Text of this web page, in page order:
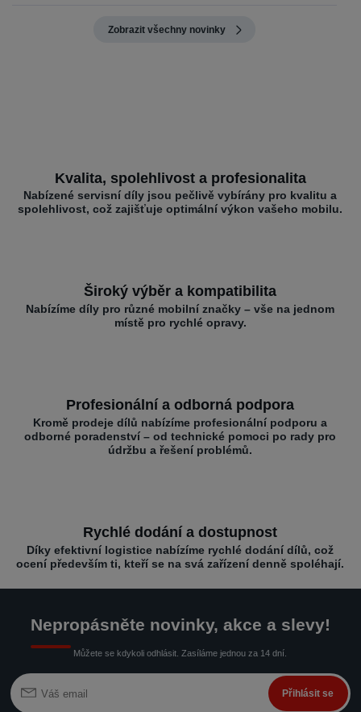
Zobrazit všechny novinky
Kvalita, spolehlivost a profesionalita
Nabízené servisní díly jsou pečlivě vybírány pro kvalitu a
spolehlivost, což zajišťuje optimální výkon vašeho mobilu.
Široký výběr a kompatibilita
Nabízíme díly pro různé mobilní značky – vše na jednom
místě pro rychlé opravy.
Profesionální a odborná podpora
Kromě prodeje dílů nabízíme profesionální podporu a
odborné poradenství – od technické pomoci po rady pro
údržbu a řešení problémů.
Rychlé dodání a dostupnost
Díky efektivní logistice nabízíme rychlé dodání dílů, což
ocení především ti, kteří se na svá zařízení denně spoléhají.
Nepropásněte novinky, akce a slevy!
Můžete se kdykoli odhlásit. Zasíláme jednou za 14 dní.
Přihlásit se